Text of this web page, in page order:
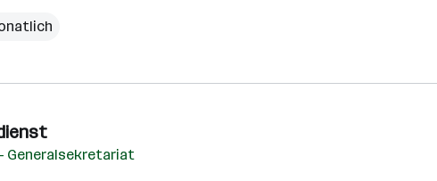
Generalsekretariat